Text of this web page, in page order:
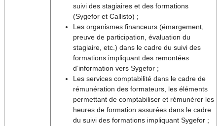
suivi des stagiaires et des formations
(Sygefor et Callisto) ;
Les organismes financeurs (émargement,
preuve de participation, évaluation du
stagiaire, etc.) dans le cadre du suivi des
formations impliquant des remontées
d’information vers Sygefor ;
Les services comptabilité dans le cadre de
rémunération des formateurs, les éléments
permettant de comptabiliser et rémunérer les
heures de formation assurées dans le cadre
du suivi des formations impliquant Sygefor ;